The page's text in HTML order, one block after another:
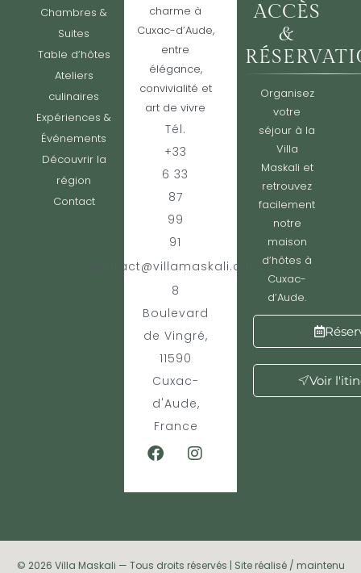
Chambres &
Suites
Table d’hôtes
Ateliers
culinaires
Expériences &
Événements
Découvrir la
région
Contact
charme à
Cuxac-d’Aude,
entre
élégance,
convivialité et
art de vivre
Tél.
+33
6 33
87
99
91
contact@villamaskali.com
8
Boulevard
de Vingré,
11590
Cuxac-
d'Aude,
France
ACCÈS
&
Organisez
votre
séjour à la
Villa
Maskali et
retrouvez
facilement
notre
maison
d’hôtes à
Cuxac-
d’Aude.
Voir
© 2026 Villa Maskali — Tous droits réservés | Site réalisé / maintenu